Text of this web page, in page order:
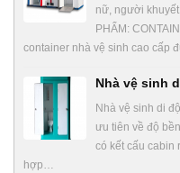
nữ, người khuyết
PHẨM:
container nhà vệ sinh cao cấp
Nhà vệ sinh
Nhà vệ sinh di
ưu tiên về độ
có kết cấu cabin
hợp…